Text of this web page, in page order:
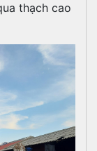
thạch cao